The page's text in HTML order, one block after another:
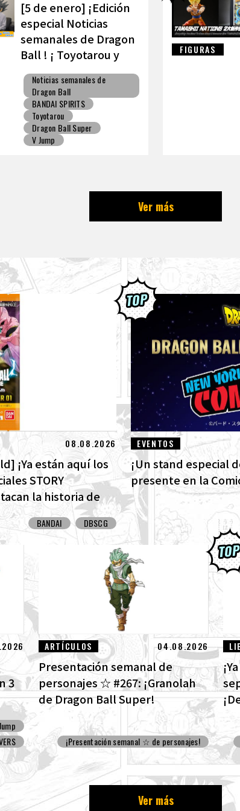
[5 de enero] ¡Edición
especial Noticias
semanales de Dragon
Ball ! ¡ Toyotarou y
VAROQ hablan sobre
la figura definitiva de
Kamehameha padre-
hijo!
Noticias semanales de
Dragon Ball
BANDAI SPIRITS
Toyotarou
Dragon Ball Super
V Jump
FIGURAS
Ver más
08.08.2026
¡Ya están aquí los
STORY
la historia de
las cartas con arte
BANDAI DBSCG
EVENTOS
¡Un stand especial
presente en la
3
ARTÍCULOS 04.08.2026
Presentación semanal de
personajes ☆ #267: ¡Granolah
de Dragon Ball Super!
¡Presentación semanal ☆ de personajes!
Ver más